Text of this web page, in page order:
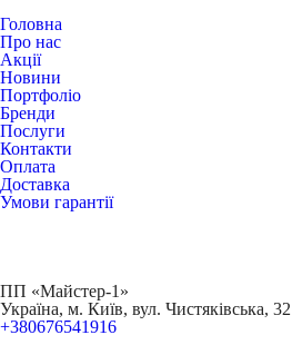
Головна
Про нас
Акції
Новини
Портфоліо
Бренди
Послуги
Контакти
Оплата
Доставка
Умови гарантії
ПП «Майстер-1»
Українa, м. Київ, вул. Чистяківська, 32
+380676541916